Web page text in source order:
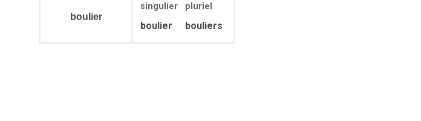
boulier
singulier pluriel
boulier bouliers